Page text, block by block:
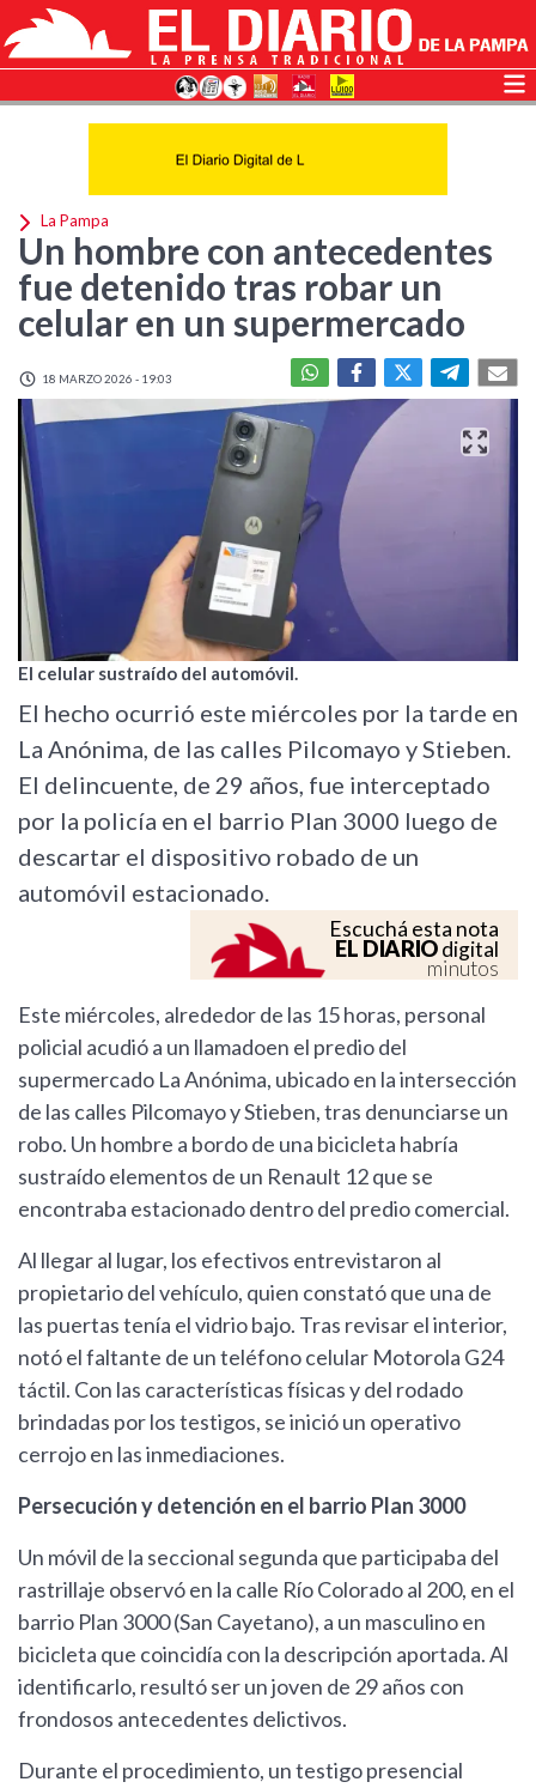
La Pampa
Un hombre con antecedentes
fue detenido tras robar un
celular en un supermercado
18 MARZO 2026 - 19:03
El celular sustraído del automóvil.
El hecho ocurrió este miércoles por la tarde en
La Anónima, de las calles Pilcomayo y Stieben.
El delincuente, de 29 años, fue interceptado
por la policía en el barrio Plan 3000 luego de
descartar el dispositivo robado de un
automóvil estacionado.
Escuchá esta nota
EL DIARIOdigital
minutos
Este miércoles, alrededor de las 15 horas, personal
policial acudió a un llamadoen el predio del
supermercado La Anónima, ubicado en la intersección
de las calles Pilcomayo y Stieben, tras denunciarse un
robo. Un hombre a bordo de una bicicleta habría
sustraído elementos de un Renault 12 que se
encontraba estacionado dentro del predio comercial.
Al llegar al lugar, los efectivos entrevistaron al
propietario del vehículo, quien constató que una de
las puertas tenía el vidrio bajo. Tras revisar el interior,
notó el faltante de un teléfono celular Motorola G24
táctil. Con las características físicas y del rodado
brindadas por los testigos, se inició un operativo
cerrojo en las inmediaciones.
Persecución y detención en el barrio Plan 3000
Un móvil de la seccional segunda que participaba del
rastrillaje observó en la calle Río Colorado al 200, en el
barrio Plan 3000 (San Cayetano), a un masculino en
bicicleta que coincidía con la descripción aportada. Al
identificarlo, resultó ser un joven de 29 años con
frondosos antecedentes delictivos.
Durante el procedimiento, un testigo presencial